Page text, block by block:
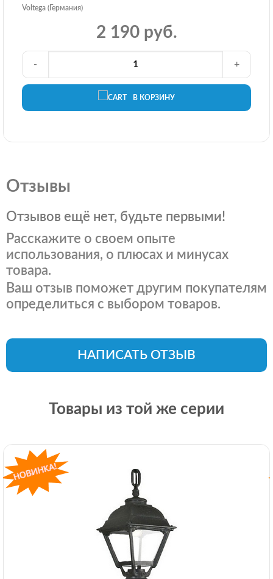
Voltega (Германия)
2 190 руб.
В КОРЗИНУ
- +
Отзывы
Отзывов ещё нет, будьте первыми!
Расскажите о своем опыте
использования, о плюсах и минусах
товара.
Ваш отзыв поможет другим покупателям
определиться с выбором товаров.
НАПИСАТЬ ОТЗЫВ
Товары из той же серии